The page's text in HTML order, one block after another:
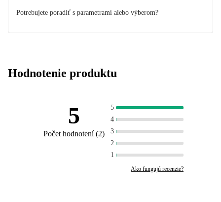
Potrebujete poradiť s parametrami alebo výberom?
Hodnotenie produktu
5
Počet hodnotení(2)
5
4
3
2
1
Ako fungujú recenzie?